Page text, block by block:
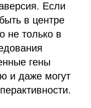
Если
в центре
не только в
гены
и даже могут